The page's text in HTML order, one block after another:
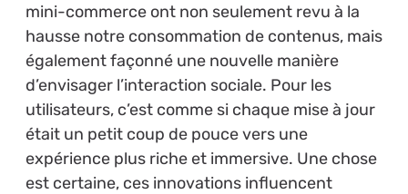
mini-commerce ont non seulement revu à la
hausse notre consommation de contenus, mais
également façonné une nouvelle manière
d’envisager l’interaction sociale. Pour les
utilisateurs, c’est comme si chaque mise à jour
était un petit coup de pouce vers une
expérience plus riche et immersive. Une chose
est certaine, ces innovations influencent